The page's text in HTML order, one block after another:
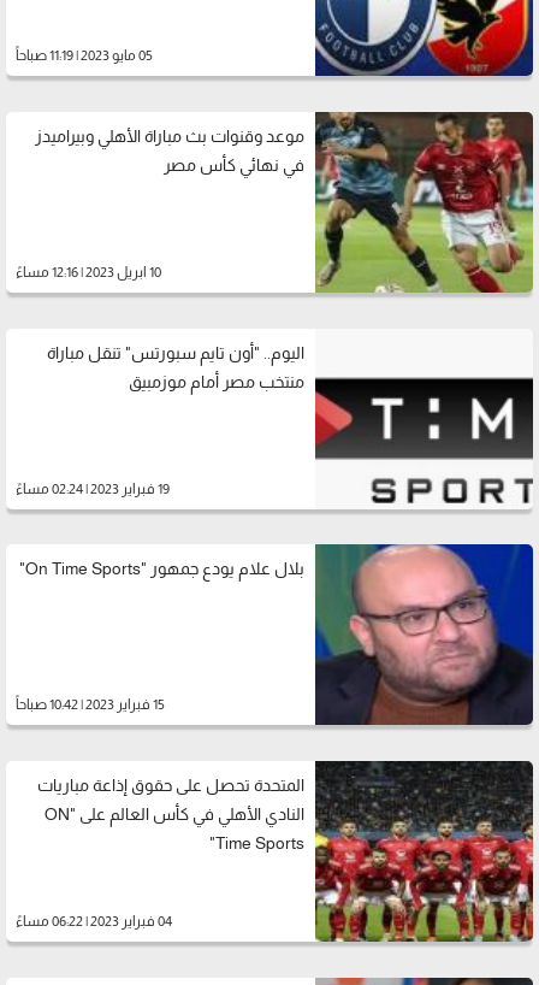
05 مايو 2023 | 11:19 صباحاً
موعد وقنوات بث مباراة الأهلي وبيراميدز
في نهائي كأس مصر
10 ابريل 2023 | 12:16 مساءً
اليوم.. "أون تايم سبورتس" تنقل مباراة
منتخب مصر أمام موزمبيق
19 فبراير 2023 | 02:24 مساءً
بلال علام يودع جمهور "On Time Sports"
15 فبراير 2023 | 10:42 صباحاً
المتحدة تحصل على حقوق إذاعة مباريات
النادي الأهلي في كأس العالم على "ON
Time Sports"
04 فبراير 2023 | 06:22 مساءً